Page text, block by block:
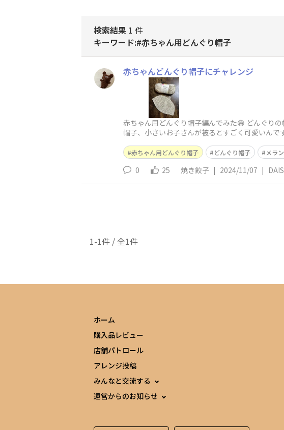
検索結果 1 件
キーワード:#赤ちゃん用どんぐり帽子
赤ちゃんどんぐり帽子にチャレンジ
赤ちゃん用どんぐり帽子編んでみた😄 どんぐり
帽子、小さいお子さんが被るとすごく可愛いん
赤ちゃん用どんぐり帽子 どんぐり帽子 メラ
0 25 焼き餃子 | 2024/11/07 |
1-1件 / 全1件
ホーム
購入品レビュー
店舗パトロール
アレンジ投稿
みんなと交流する
運営からのお知らせ